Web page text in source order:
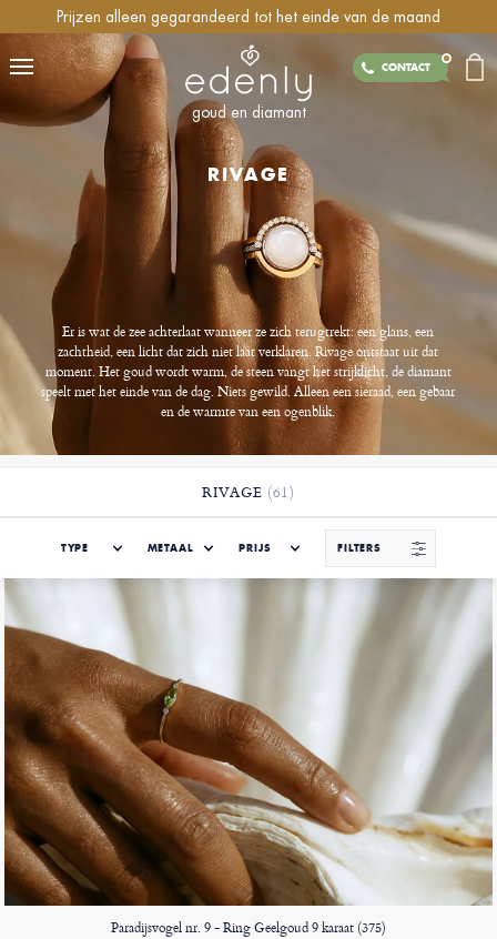
Prijzen alleen gegarandeerd tot het einde van de maand
CONTACT
goud en diamant
RIVAGE
Er is wat de zee achterlaat wanneer ze zich terugtrekt: een glans, een
zachtheid, een licht dat zich niet laat verklaren. Rivage ontstaat uit dat
moment. Het goud wordt warm, de steen vangt het strijklicht, de diamant
speelt met het einde van de dag. Niets gewild. Alleen een sieraad, een gebaar
en de warmte van een ogenblik.
RIVAGE (61)
TYPE METAAL PRIJS FILTERS
Paradijsvogel nr. 9 - Ring Geelgoud 9 karaat (375)